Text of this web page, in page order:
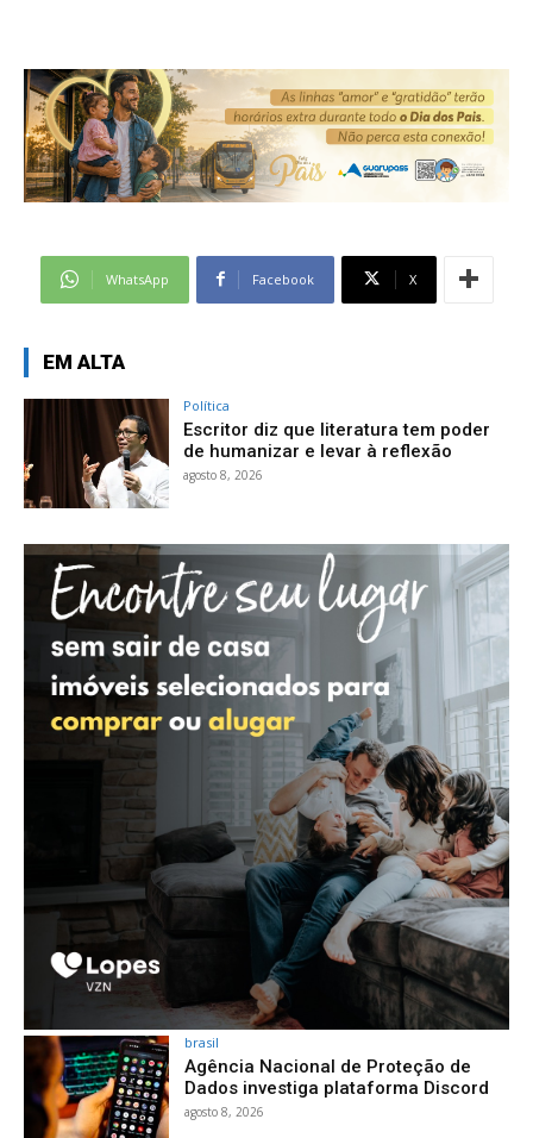
WhatsApp Facebook X
EM ALTA
Política
Escritor diz que literatura tem poder
de humanizar e levar à reflexão
agosto 8, 2026
brasil
Agência Nacional de Proteção de
Dados investiga plataforma Discord
agosto 8, 2026